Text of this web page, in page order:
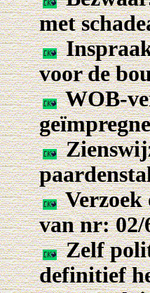
met
voor de
WOB-
Verzoek
van nr: 02/
Zelf
definitief